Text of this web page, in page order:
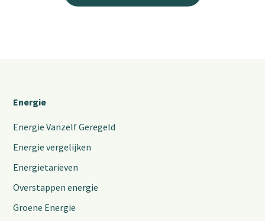
Energie
Energie Vanzelf Geregeld
Energie vergelijken
Energietarieven
Overstappen energie
Groene Energie